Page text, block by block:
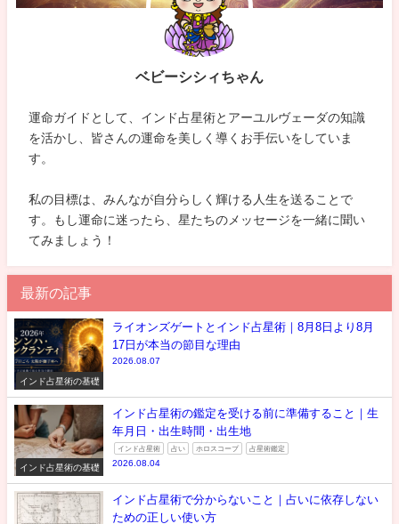
ベビーシシィちゃん
運命ガイドとして、インド占星術とアーユルヴェーダの知識
を活かし、皆さんの運命を美しく導くお手伝いをしていま
す。
私の目標は、みんなが自分らしく輝ける人生を送ることで
す。もし運命に迷ったら、星たちのメッセージを一緒に聞い
てみましょう！
最新の記事
インド占星術の基礎
ライオンズゲートとインド占星術｜8月8日より8月
17日が本当の節目な理由
2026.08.07
インド占星術の基礎
インド占星術の鑑定を受ける前に準備すること｜生
年月日・出生時間・出生地
インド占星術 占い ホロスコープ 占星術鑑定
2026.08.04
インド占星術で分からないこと｜占いに依存しない
ための正しい使い方